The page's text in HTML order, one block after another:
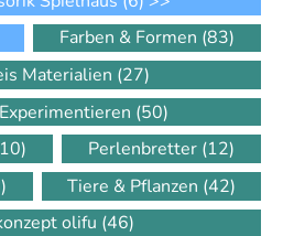
Farben & Formen (83)
Materialien (27)
(50)
Perlenbretter (12)
Tiere & Pflanzen (42)
olifu (46)